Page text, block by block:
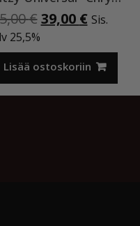
€ Alkuperäinen
oli:
45,00 €.
39,00 €Nykyinen
on:
39,00 €.
Sis.
25,5%
Lisää ostoskoriin